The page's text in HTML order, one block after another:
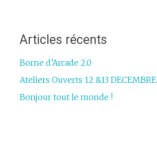
Articles récents
Borne d’Arcade 2.0
Ateliers Ouverts 12 &13 DECEMBRE
Bonjour tout le monde !